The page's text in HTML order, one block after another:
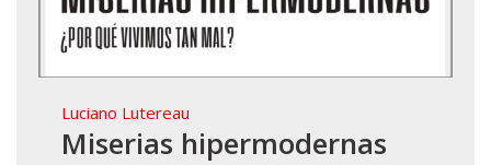
Luciano Lutereau
Miserias hipermodernas